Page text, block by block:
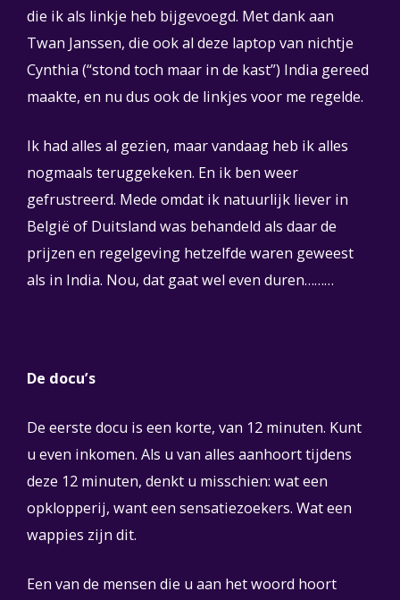
die ik als linkje heb bijgevoegd. Met dank aan
Twan Janssen, die ook al deze laptop van nichtje
Cynthia (“stond toch maar in de kast”) India gereed
maakte, en nu dus ook de linkjes voor me regelde.
Ik had alles al gezien, maar vandaag heb ik alles
nogmaals teruggekeken. En ik ben weer
gefrustreerd. Mede omdat ik natuurlijk liever in
België of Duitsland was behandeld als daar de
prijzen en regelgeving hetzelfde waren geweest
als in India. Nou, dat gaat wel even duren………
De docu’s
De eerste docu is een korte, van 12 minuten. Kunt
u even inkomen. Als u van alles aanhoort tijdens
deze 12 minuten, denkt u misschien: wat een
opklopperij, want een sensatiezoekers. Wat een
wappies zijn dit.
Een van de mensen die u aan het woord hoort